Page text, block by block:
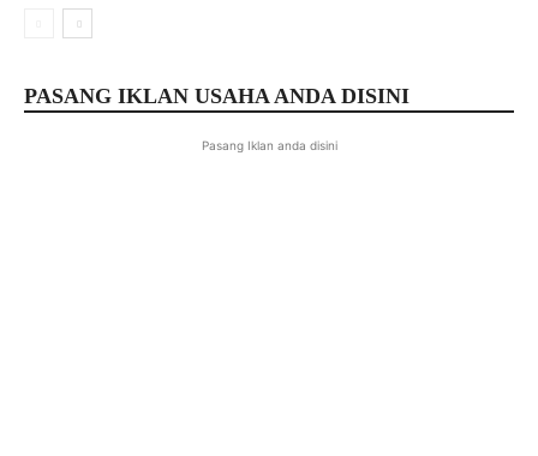
PASANG IKLAN USAHA ANDA DISINI
Pasang Iklan anda disini